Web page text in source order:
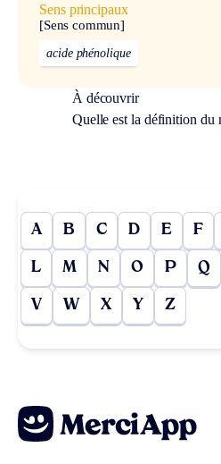
Sens principaux
[Sens commun]
acide phénolique
À découvrir
Quelle est la définition du
A B C D E F
L M N O P Q
V W X Y Z